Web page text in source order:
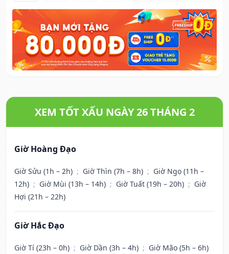
XEM TỐT XẤU NGÀY 26 THÁNG 2
Giờ Hoàng Đạo
Giờ Sửu (1h – 2h) ; Giờ Thìn (7h – 8h) ; Giờ Ngọ (11h –
12h) ; Giờ Mùi (13h – 14h) ; Giờ Tuất (19h – 20h) ; Giờ
Hợi (21h – 22h)
Giờ Hắc Đạo
Giờ Tí (23h – 0h) ; Giờ Dần (3h – 4h) ; Giờ Mão (5h – 6h)